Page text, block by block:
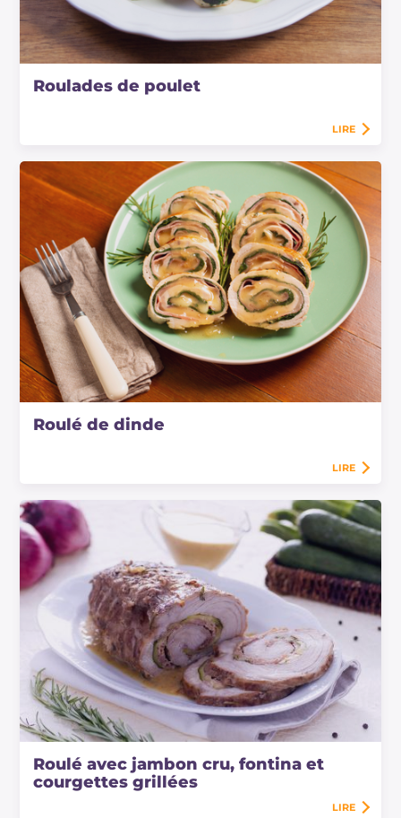
Roulades de poulet
LIRE
Roulé de dinde
LIRE
Roulé avec jambon cru, fontina et
courgettes grillées
LIRE